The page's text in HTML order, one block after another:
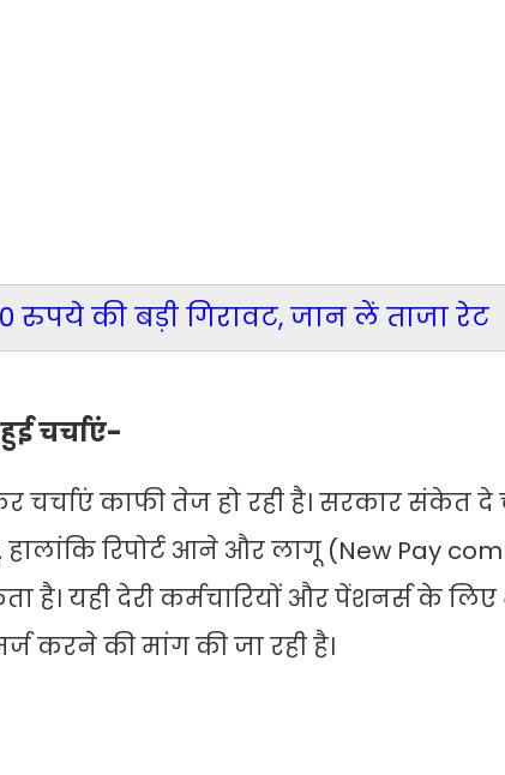
रुपये की बड़ी गिरावट, जान लें ताजा रेट
चर्चाएं-
काफी तेज हो रही है। सरकार संकेत दे
रिपोर्ट आने और लागू (New Pay
है। यही देरी कर्मचारियों और पेंशनर्स के लिए
करने की मांग की जा रही है।